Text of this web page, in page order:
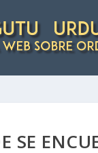
SE